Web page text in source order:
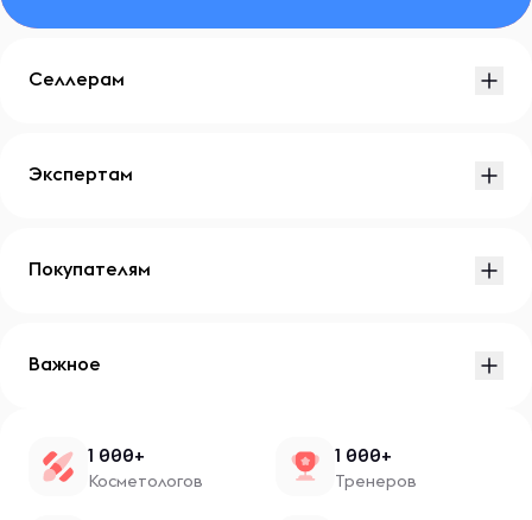
Селлерам
Экспертам
Покупателям
Важное
1 000+
Косметологов
1 000+
Тренеров